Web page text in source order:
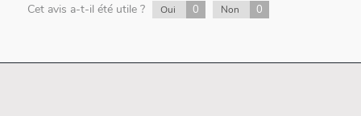
Cet avis a-t-il été utile ? Oui 0 Non 0